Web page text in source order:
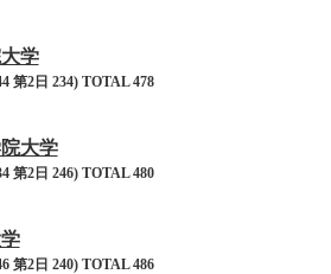
学
第2日 234) TOTAL 478
大学
第2日 246) TOTAL 480
第2日 240) TOTAL 486